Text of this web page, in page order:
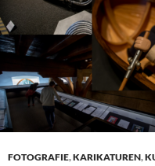
FOTOGRAFIE,KARIKATUREN,